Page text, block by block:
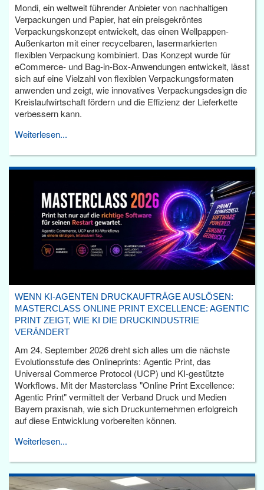
Mondi, ein weltweit führender Anbieter von nachhaltigen
Verpackungen und Papier, hat ein preisgekröntes
Verpackungskonzept entwickelt, das einen Wellpappen-
Außenkarton mit einer recycelbaren, lasermarkierten
flexiblen Verpackung kombiniert. Das Konzept wurde für
eCommerce- und Bag-in-Box-Anwendungen entwickelt, lässt
sich auf eine Vielzahl von flexiblen Verpackungsformaten
anwenden und zeigt, wie innovatives Verpackungsdesign die
Kreislaufwirtschaft fördern und die Effizienz der Lieferkette
verbessern kann.
Weiterlesen...
WENN KI-AGENTEN DRUCKAUFTRÄGE AUSLÖSEN:
MASTERCLASS ONLINE PRINT EXCELLENCE: AGENTIC
PRINT ZEIGT, WIE KI DIE DRUCKINDUSTRIE
VERÄNDERT
Am 24. September 2026 dreht sich alles um die nächste
Evolutionsstufe des Onlineprints: Agentic Print, das
Universal Commerce Protocol (UCP) und KI-gestützte
Workflows. Mit der Masterclass "Online Print Excellence:
Agentic Print" vermittelt der Verband Druck und Medien
Bayern praxisnah, wie sich Druckunternehmen erfolgreich
auf diese Entwicklung vorbereiten können.
Weiterlesen...